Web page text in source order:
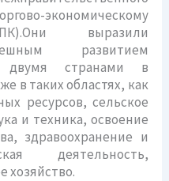
экономическому
выразили
развитием
двумя странами в
в таких областях, как
ресурсов, сельское
и техника, освоение
здравоохранение и
деятельность,
хозяйство.